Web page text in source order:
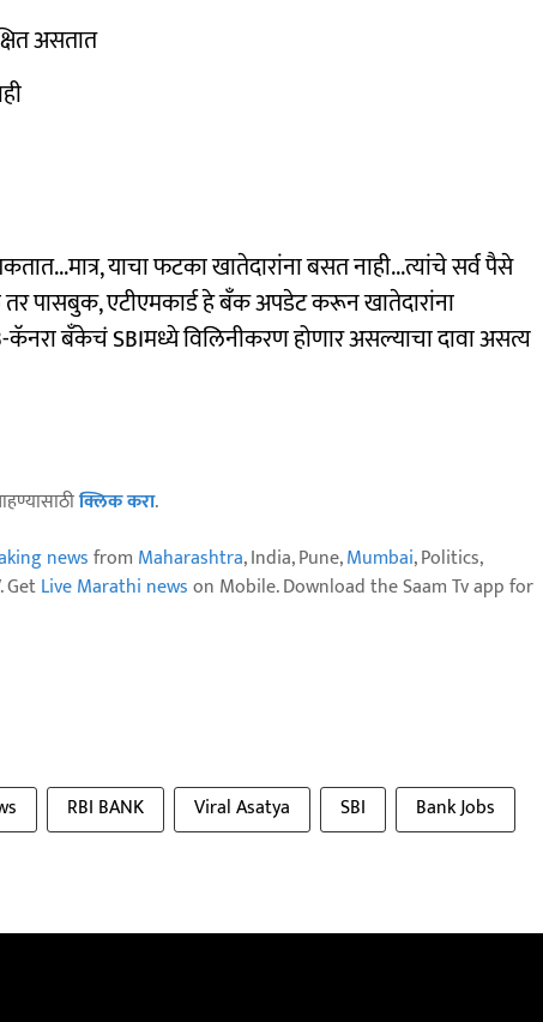
असतात
याचा फटका खातेदारांना बसत नाही...त्यांचे सर्व पैसे
पासबुक, एटीएमकार्ड हे बँक अपडेट करून खातेदारांना
बँकेचं SBIमध्ये विलिनीकरण होणार असल्याचा दावा असत्य
क्लिक करा.
newsfrom Maharashtra, India, Pune,Mumbai, Politics,
GetLive Marathi newson Mobile. Download the Saam Tv app for
RBI BANK Viral Asatya SBI Bank Jobs